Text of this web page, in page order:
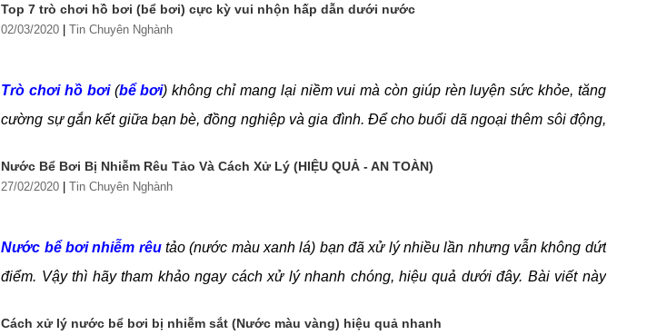
người sử dụng được Hafuco cung cấp trong bài viết dưới đây.
Top 7 trò chơi hồ bơi (bể bơi) cực kỳ vui nhộn hấp dẫn dưới nước
02/03/2020 |Tin Chuyên Nghành
Trò chơi hồ bơi(bể bơi) không chỉ mang lại niềm vui mà còn giúp rèn luyện sức khỏe, tăng
cường sự gắn kết giữa bạn bè, đồng nghiệp và gia đình. Để cho buổi dã ngoại thêm sôi động,
những trò chơi đối kháng đến thử thách đồng đội, mỗi hoạt động đều mang lại trải nghiệm thú
Nước Bể Bơi Bị Nhiễm Rêu Tảo Và Cách Xử Lý (HIỆU QUẢ - AN TOÀN)
27/02/2020 |Tin Chuyên Nghành
Nước bể bơi nhiễm rêutảo (nước màu xanh lá) bạn đã xử lý nhiều lần nhưng vẫn không dứt
điểm. Vậy thì hãy tham khảo ngay cách xử lý nhanh chóng, hiệu quả dưới đây. Bài viết này
Cách xử lý nước bể bơi bị nhiễm sắt (Nước màu vàng) hiệu quả nhanh